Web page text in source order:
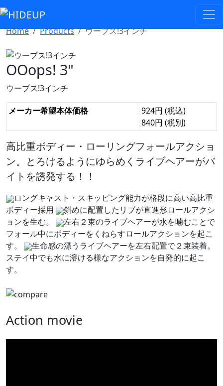
Home Products ウープス!3インチ
OOops! 3"
ウープス!3インチ
メーカー希望本体価格
924円 (税込)
840円 (税別)
高比重ボディー・ローリングフォールアクショ
ン。とろけるようにゆらめくライブヘアーがバ
イトを誘発する！！
ロングキャスト・スキッピング能力が格段に高い高比重
ボディー採用
斜めに配置したリブが直進形ロールアクシ
ョンを生む。
左右２束のライブヘアーが水を噛むことで
フォール中にボディーをくねらすロールアクションを起こ
す。
生命感の漂うライブヘアーを左右配置で２束装着。
ステイ中でも水に溶ける様なアクションを自発的に起こ
す。
Action movie